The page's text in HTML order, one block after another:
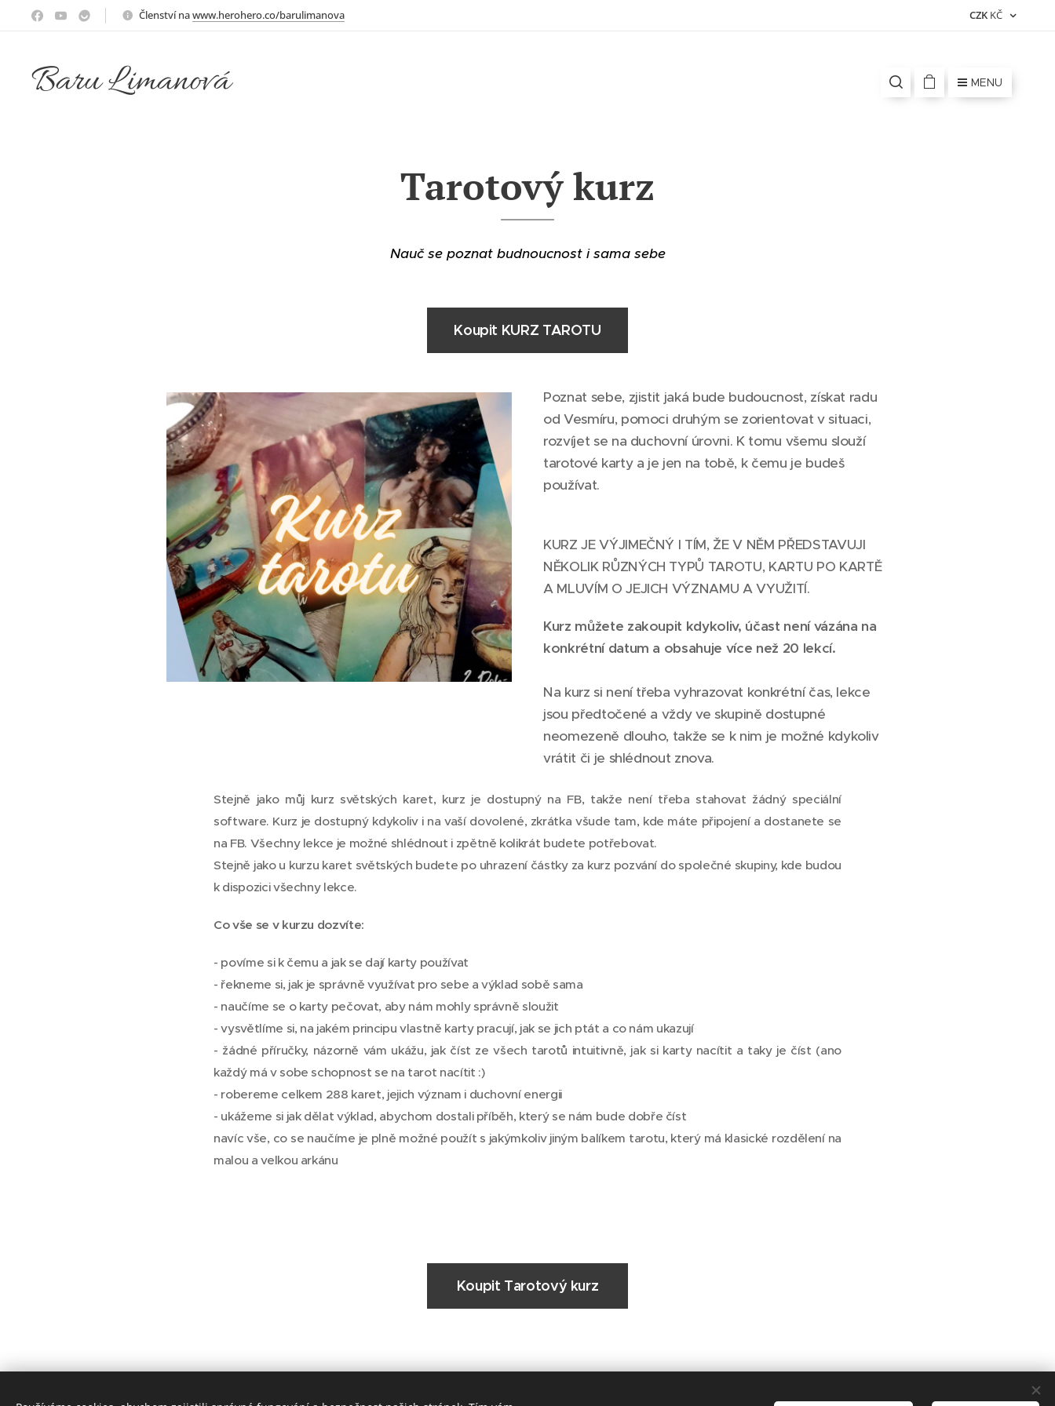
Členství nawww.herohero.co/barulimanova CZK KČ
Baru Limanová MENU
Tarotový kurz
Nauč se poznat budnoucnost i sama sebe
Koupit KURZ TAROTU
Poznat sebe, zjistit jaká bude budoucnost, získat radu
od Vesmíru, pomoci druhým se zorientovat v situaci,
rozvíjet se na duchovní úrovni. K tomu všemu slouží
tarotové karty a je jen na tobě, k čemu je budeš
používat.
KURZ JE VÝJIMEČNÝ I TÍM, ŽE V NĚM PŘEDSTAVUJI
NĚKOLIK RŮZNÝCH TYPŮ TAROTU, KARTU PO KARTĚ
A MLUVÍM O JEJICH VÝZNAMU A VYUŽITÍ.
Kurz můžete zakoupit kdykoliv, účast není vázána na
konkrétní datum a obsahuje více než 20 lekcí.
Na kurz si není třeba vyhrazovat konkrétní čas, lekce
jsou předtočené a vždy ve skupině dostupné
neomezeně dlouho, takže se k nim je možné kdykoliv
vrátit či je shlédnout znova.
Stejně jako můj kurz světských karet, kurz je dostupný na FB, takže není třeba stahovat žádný speciální
software. Kurz je dostupný kdykoliv i na vaší dovolené, zkrátka všude tam, kde máte připojení a dostanete se
na FB. Všechny lekce je možné shlédnout i zpětně kolikrát budete potřebovat.
Stejně jako u kurzu karet světských budete po uhrazení částky za kurz pozvání do společné skupiny, kde budou
k dispozici všechny lekce.
Co vše se v kurzu dozvíte:
- povíme si k čemu a jak se dají karty používat
- řekneme si, jak je správně využívat pro sebe a výklad sobě sama
- naučíme se o karty pečovat, aby nám mohly správně sloužit
- vysvětlíme si, na jakém principu vlastně karty pracují, jak se jich ptát a co nám ukazují
- žádné příručky, názorně vám ukážu, jak číst ze všech tarotů intuitivně, jak si karty nacítit a taky je číst (ano
každý má v sobe schopnost se na tarot nacítit :)
- robereme celkem 288 karet, jejich význam i duchovní energii
- ukážeme si jak dělat výklad, abychom dostali příběh, který se nám bude dobře číst
navíc vše, co se naučíme je plně možné použít s jakýmkoliv jiným balíkem tarotu, který má klasické rozdělení na
malou a velkou arkánu
Koupit Tarotový kurz